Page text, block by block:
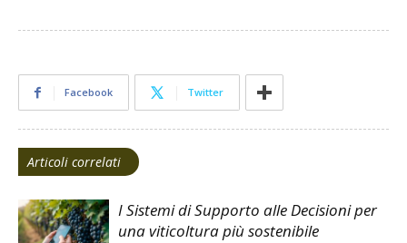
Facebook Twitter
Articoli correlati
I Sistemi di Supporto alle Decisioni per
una viticoltura più sostenibile